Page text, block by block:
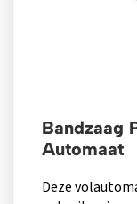
Bandzaag
Automaat
Deze